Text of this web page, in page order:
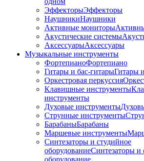
ЭффекторыЭффекторы
НаушникиНаушники
Активные мониторы
Акустические системы
АксессуарыАксессуары
Музыкальные инструменты
ФортепианоФортепиано
Гитары и бас-гитарыГитары
Оркестровая перкуссия
Клавишные инструменты
инструменты
Духовые инструменты
Струнные инструменты
БарабаныБарабаны
Маршевые инструменты
Синтезаторы и студийное
оборудованиеСинтезаторы и
оборудование